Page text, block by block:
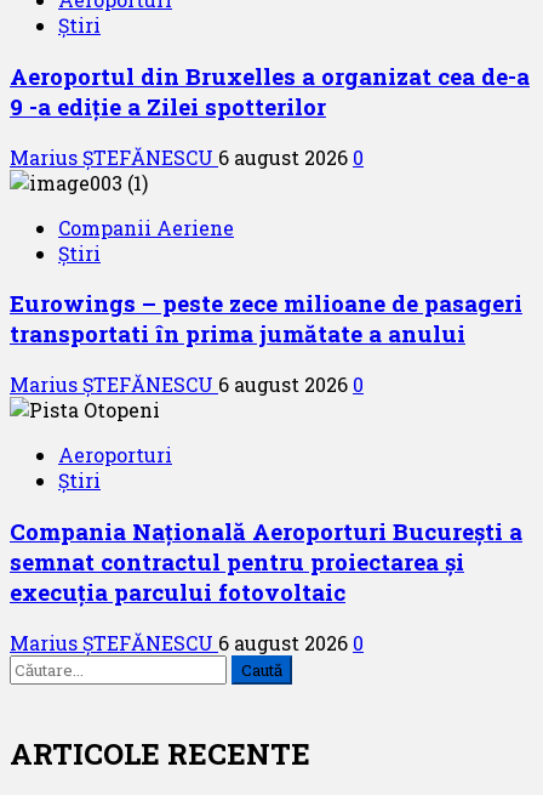
Știri
Aeroportul din Bruxelles a organizat cea de-a
9 -a ediție a Zilei spotterilor
Marius ȘTEFĂNESCU 6 august 2026 0
Companii Aeriene
Știri
Eurowings – peste zece milioane de pasageri
transportati în prima jumătate a anului
Marius ȘTEFĂNESCU 6 august 2026 0
Aeroporturi
Știri
Compania Națională Aeroporturi București a
semnat contractul pentru proiectarea și
execuția parcului fotovoltaic
Marius ȘTEFĂNESCU 6 august 2026 0
Caută
după:
ARTICOLE RECENTE